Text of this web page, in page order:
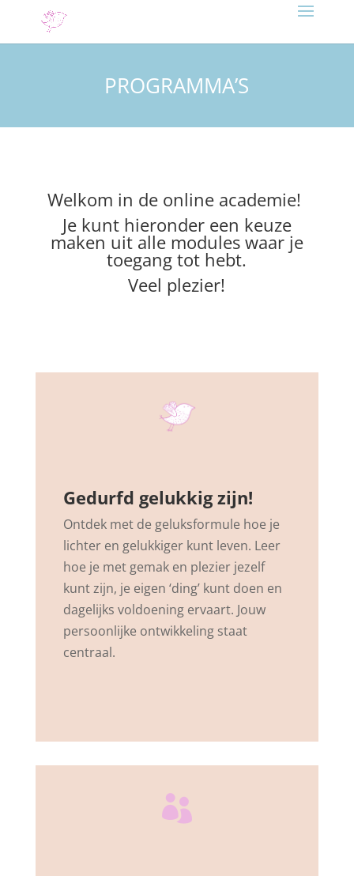
PROGRAMMA’S
Welkom in de online academie!
Je kunt hieronder een keuze
maken uit alle modules waar je
toegang tot hebt.
Veel plezier!
Gedurfd gelukkig zijn!
Ontdek met de geluksformule hoe je
lichter en gelukkiger kunt leven. Leer
hoe je met gemak en plezier jezelf
kunt zijn, je eigen ‘ding’ kunt doen en
dagelijks voldoening ervaart. Jouw
persoonlijke ontwikkeling staat
centraal.
